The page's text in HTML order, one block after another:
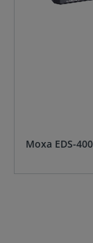
Moxa EDS-